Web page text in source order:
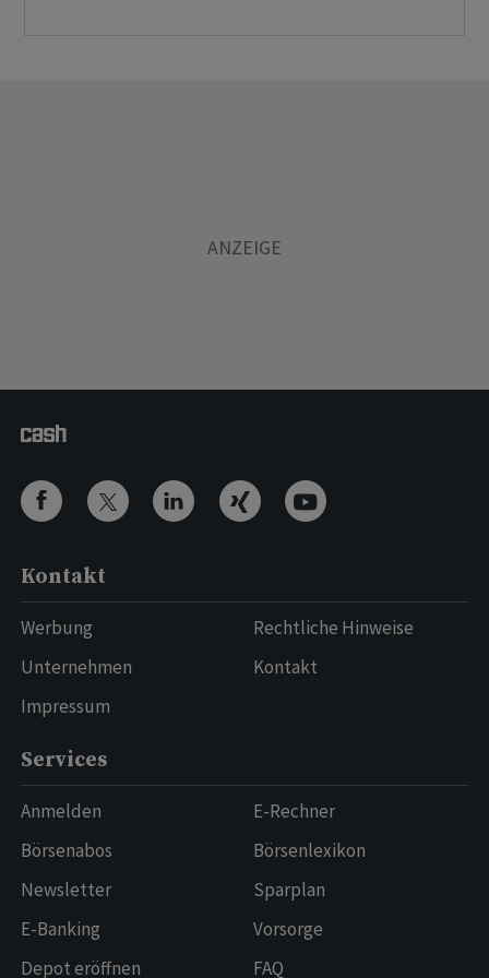
Kontakt
Werbung
Unternehmen
Impressum
Rechtliche Hinweise
Kontakt
Services
Anmelden
Börsenabos
Newsletter
E-Banking
Depot eröffnen
E-Rechner
Börsenlexikon
Sparplan
Vorsorge
FAQ